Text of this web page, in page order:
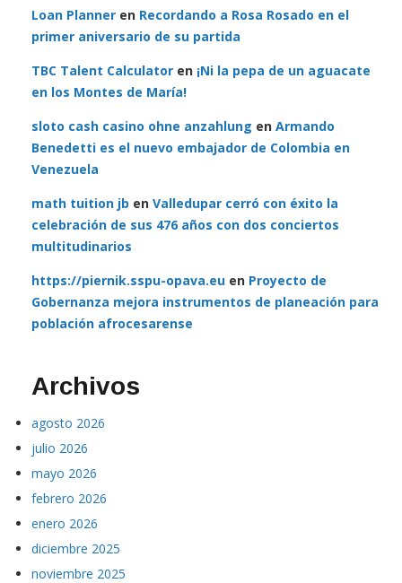
Loan Planner en Recordando a Rosa Rosado en el
primer aniversario de su partida
TBC Talent Calculator en ¡Ni la pepa de un aguacate
en los Montes de María!
sloto cash casino ohne anzahlung en Armando
Benedetti es el nuevo embajador de Colombia en
Venezuela
math tuition jb en Valledupar cerró con éxito la
celebración de sus 476 años con dos conciertos
multitudinarios
https://piernik.sspu-opava.eu en Proyecto de
Gobernanza mejora instrumentos de planeación para
población afrocesarense
Archivos
agosto 2026
julio 2026
mayo 2026
febrero 2026
enero 2026
diciembre 2025
noviembre 2025